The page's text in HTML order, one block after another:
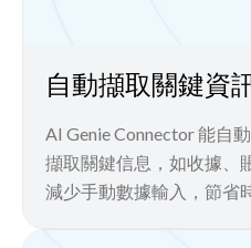
自動擷取關鍵資
AI Genie Connector 能自
擷取關鍵信息，如收據、
減少手動數據輸入，節省